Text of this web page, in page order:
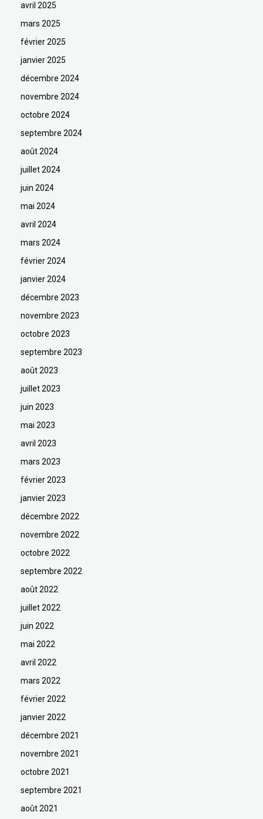
avril 2025
mars 2025
février 2025
janvier 2025
décembre 2024
novembre 2024
octobre 2024
septembre 2024
août 2024
juillet 2024
juin 2024
mai 2024
avril 2024
mars 2024
février 2024
janvier 2024
décembre 2023
novembre 2023
octobre 2023
septembre 2023
août 2023
juillet 2023
juin 2023
mai 2023
avril 2023
mars 2023
février 2023
janvier 2023
décembre 2022
novembre 2022
octobre 2022
septembre 2022
août 2022
juillet 2022
juin 2022
mai 2022
avril 2022
mars 2022
février 2022
janvier 2022
décembre 2021
novembre 2021
octobre 2021
septembre 2021
août 2021